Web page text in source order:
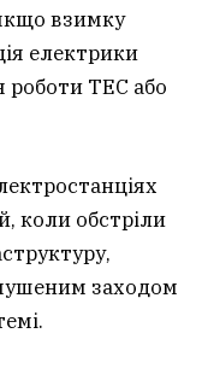
взимку
електрики
роботи ТЕС або
коли обстріли
заходом